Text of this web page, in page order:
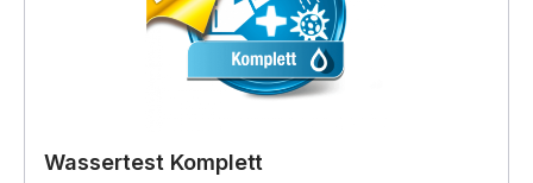
Wassertest Komplett